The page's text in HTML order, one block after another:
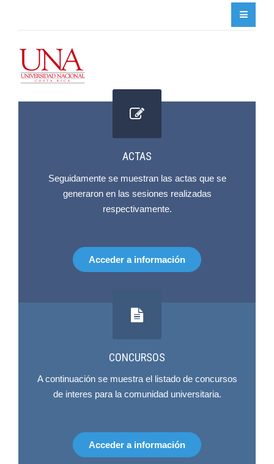
ACTAS
Seguidamente se muestran las actas que se
generaron en las sesiones realizadas
respectivamente.
Acceder a información
CONCURSOS
A continuación se muestra el listado de concursos
de interes para la comunidad universitaria.
Acceder a información